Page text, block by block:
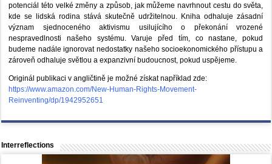
potenciál této velké změny a způsob, jak můžeme navrhnout cestu do světa,
kde se lidská rodina stává skutečně udržitelnou. Kniha odhaluje zásadní
význam sjednoceného aktivismu usilujícího o překonání vrozené
nespravedlnosti našeho systému. Varuje před tím, co nastane, pokud
budeme nadále ignorovat nedostatky našeho socioekonomického přístupu a
zároveň odhaluje světlou a expanzivní budoucnost, pokud uspějeme.
Originál publikaci v angličtině je možné získat například zde:
https://www.amazon.com/New-Human-Rights-Movement-
Reinventing/dp/1942952651
Interreflections